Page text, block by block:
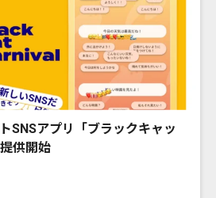
SNSアプリ「ブラックキャッ
供開始